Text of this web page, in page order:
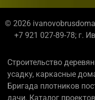
© 2026
+7 921 027-89-78; г.
Строительство
усадку, каркасные
Бригада плотников
дачи. Каталог